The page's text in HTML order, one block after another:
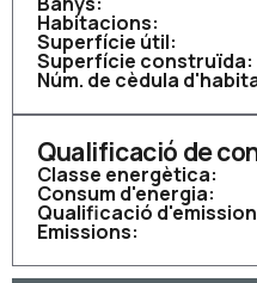
Habitacions:
Superfície útil:
Superfície construïda:
Núm. de cèdula
Qualificació de
Classe energètica:
Consum d'energia:
Qualificació
Emissions: